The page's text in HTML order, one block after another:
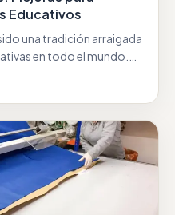
Educativos
una tradición arraigada
en todo el mundo.…